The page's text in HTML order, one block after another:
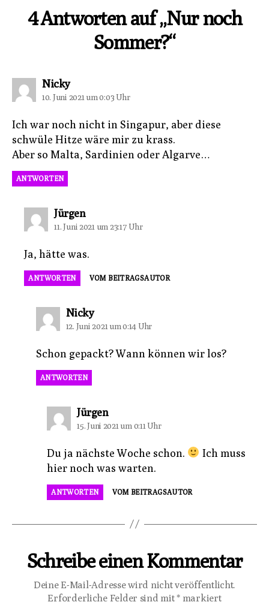
4 Antworten auf „Nur noch
Sommer?“
Nickysagt:
10. Juni 2021 um 0:03 Uhr
Ich war noch nicht in Singapur, aber diese
schwüle Hitze wäre mir zu krass.
Aber so Malta, Sardinien oder Algarve…
ANTWORTEN
Jürgensagt:
11. Juni 2021 um 23:17 Uhr
Ja, hätte was.
ANTWORTEN VOM BEITRAGSAUTOR
Nickysagt:
12. Juni 2021 um 0:14 Uhr
Schon gepackt? Wann können wir los?
ANTWORTEN
Jürgensagt:
15. Juni 2021 um 0:11 Uhr
Du ja nächste Woche schon.
Ich muss
hier noch was warten.
ANTWORTEN VOM BEITRAGSAUTOR
Schreibe einen Kommentar
Deine E-Mail-Adresse wird nicht veröffentlicht.
Erforderliche Felder sind mit* markiert